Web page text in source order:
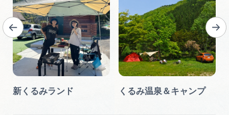
新くるみランド くるみ温泉＆キャンプ